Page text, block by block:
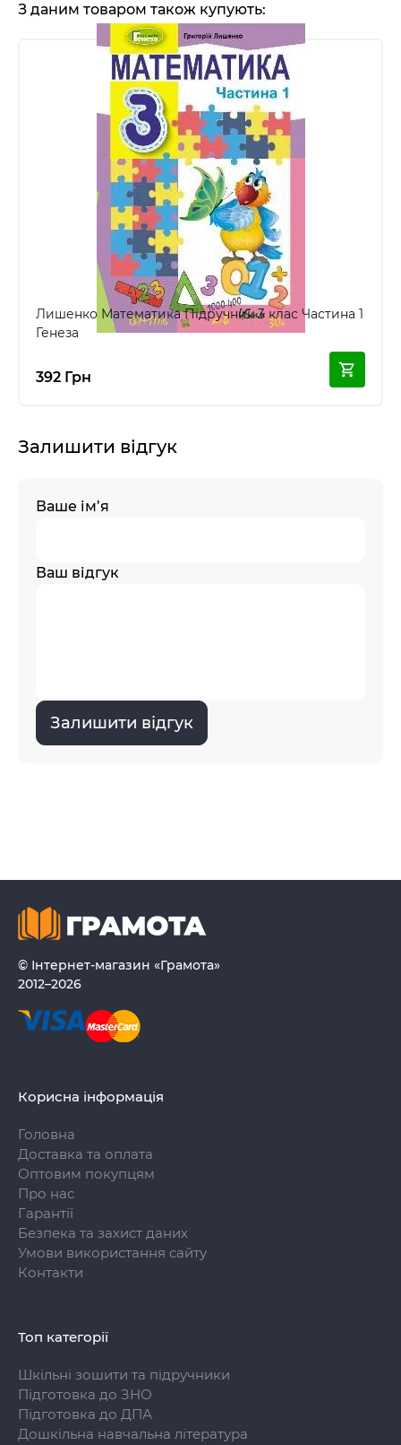
З даним товаром також купують:
Лишенко Математика Підручник 3 клас Частина 1
Генеза
392 Грн
Залишити відгук
Ваше ім’я
Ваш відгук
Залишити відгук
© Інтернет-магазин «Грамота»
2012–2026
Корисна інформація
Головна
Доставка та оплата
Оптовим покупцям
Про нас
Гарантії
Безпека та захист даних
Умови використання сайту
Контакти
Топ категорії
Шкільні зошити та підручники
Підготовка до ЗНО
Підготовка до ДПА
Дошкільна навчальна література